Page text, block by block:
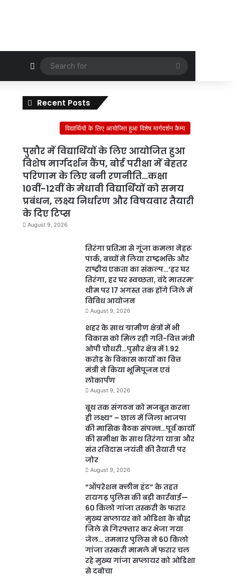
Random Article
Search
for
Recent Posts
विद्यार्थियों के लिए आयोजित हुआ विशेष मार्गदर्शन कैम्प
पुसौर में विद्यार्थियों के लिए आयोजित हुआ
विशेष मार्गदर्शन कैंप, बोर्ड परीक्षा में बेहतर
परिणाम के लिए बनी रणनीति…कक्षा
10वीं-12वीं के मेधावी विद्यार्थियों को समय
प्रबंधन, लक्ष्य निर्धारण और विषयवार तैयारी
के दिए टिप्स
August 9, 2026
तिरंगा प्रतिज्ञा से गूंजा कमला नेहरू
पार्क, बच्चों ने लिया राष्ट्रभक्ति और
राष्ट्रीय एकता का संकल्प…‘हर घर
तिरंगा, हर घर स्वच्छता, वंदे मातरम’
थीम पर 17 अगस्त तक होंगे जिले में
विविध आयोजन
August 9, 2026
शहर के साथ ग्रामीण क्षेत्रों में भी
विकास को मिल रही गति-वित्त मंत्री
ओपी चौधरी…पुसौर क्षेत्र में 1.92
करोड़ के विकास कार्यों का वित्त
मंत्री ने किया भूमिपूजन एवं
लोकार्पण
August 9, 2026
बूथ तक संगठन को मजबूत करना
ही लक्ष्य” – छाल में जिला भाजपा
की मासिक बैठक संपन्न…पूर्व कार्यों
की समीक्षा के साथ तिरंगा यात्रा और
संत रविदास जयंती की तैयारी पर
जोर
August 9, 2026
“ऑपरेशन क्लीन हंट” के तहत
रायगढ़ पुलिस की बड़ी कार्रवाई—
60 किलो गांजा तस्करी के फरार
मुख्य सप्लायर को ओडिशा के बौद्ध
जिले से गिरफ्तार कर भेजा गया
जेल… तमनार पुलिस ने 60 किलो
गांजा तस्करी मामले में फरार चल
रहे मुख्य गांजा सप्लायर को ओडिशा
से दबोचा